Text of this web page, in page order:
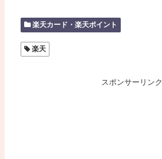
楽天カード・楽天ポイント
楽天
スポンサーリンク